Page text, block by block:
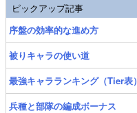
ピックアップ記事
序盤の効率的な進め方
被りキャラの使い道
最強キャラランキング（Tier表）
兵種と部隊の編成ボーナス